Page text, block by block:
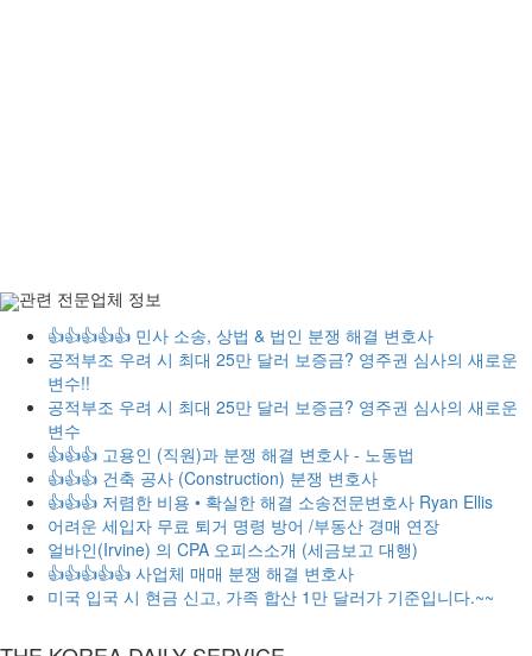
관련 전문업체 정보
👍👍👍👍👍 민사 소송, 상법 & 법인 분쟁 해결 변호사
공적부조 우려 시 최대 25만 달러 보증금? 영주권 심사의 새로운
변수!!
공적부조 우려 시 최대 25만 달러 보증금? 영주권 심사의 새로운
변수
👍👍👍 고용인 (직원)과 분쟁 해결 변호사 - 노동법
👍👍👍 건축 공사 (Construction) 분쟁 변호사
👍👍👍 저렴한 비용 • 확실한 해결 소송전문변호사 Ryan Ellis
어려운 세입자 무료 퇴거 명령 방어 /부동산 경매 연장
얼바인(Irvine) 의 CPA 오피스소개 (세금보고 대행)
👍👍👍👍👍 사업체 매매 분쟁 해결 변호사
미국 입국 시 현금 신고, 가족 합산 1만 달러가 기준입니다.~~